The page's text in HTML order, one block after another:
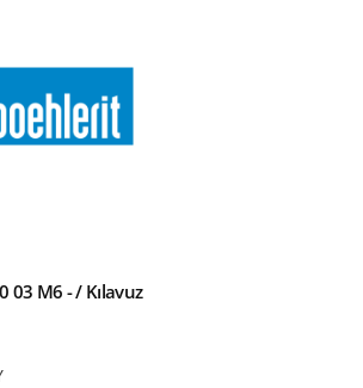
03 M6 - / Kılavuz